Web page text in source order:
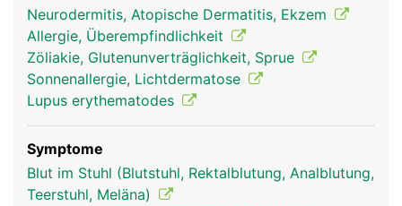
Neurodermitis, Atopische Dermatitis, Ekzem
Allergie, Überempfindlichkeit
Zöliakie, Glutenunverträglichkeit, Sprue
Sonnenallergie, Lichtdermatose
Lupus erythematodes
Symptome
Blut im Stuhl (Blutstuhl, Rektalblutung, Analblutung,
Teerstuhl, Meläna)